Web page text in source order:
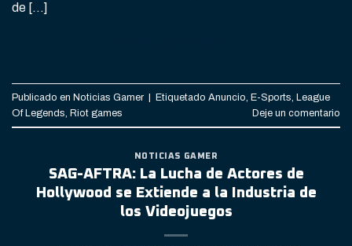
de […]
Publicado en Noticias Gamer | Etiquetado Anuncio E-Sports League
Of Legends Riot games Deje un comentario
NOTICIAS GAMER
SAG-AFTRA: La Lucha de Actores de
Hollywood se Extiende a la Industria de
los Videojuegos